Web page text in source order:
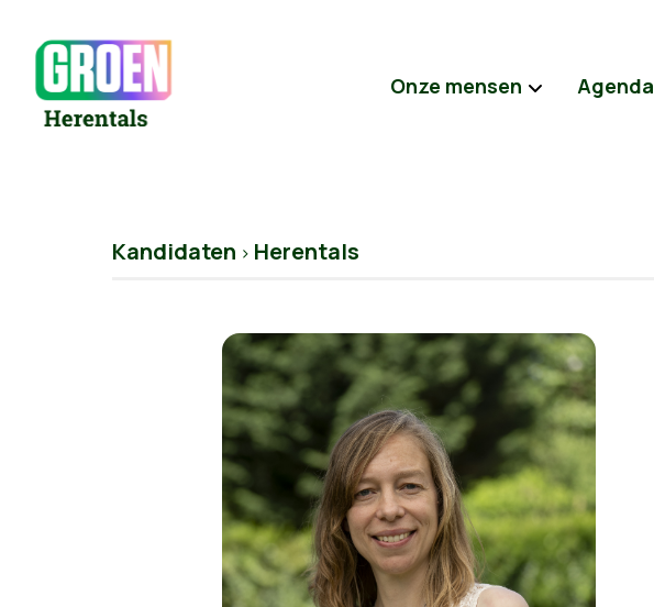
Onze mensen Agenda
Kandidaten > Herentals